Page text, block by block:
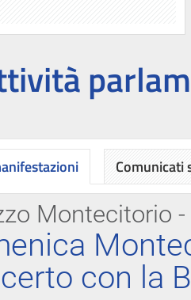
Montecitorio
con la
Comunicati